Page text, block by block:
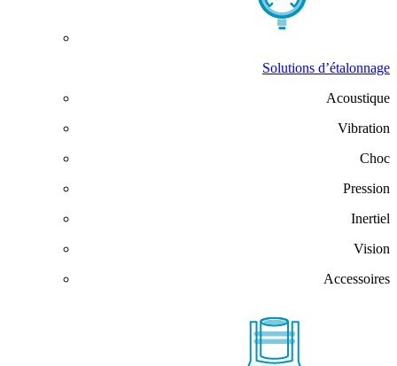
Solutions d’étalonnage
Acoustique
Vibration
Choc
Pression
Inertiel
Vision
Accessoires